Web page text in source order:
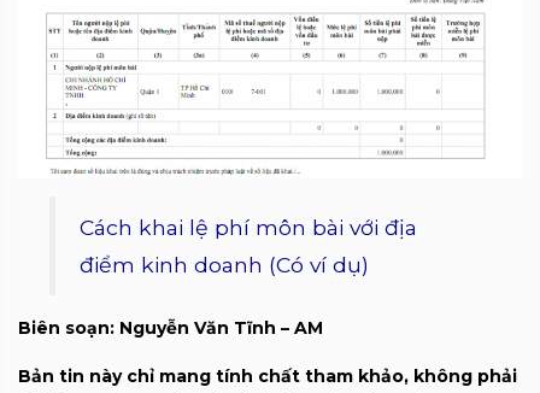
Cách khai lệ phí môn bài với địa
điểm kinh doanh (Có ví dụ)
Biên soạn: Nguyễn Văn Tĩnh – AM
Bản tin này chỉ mang tính chất tham khảo, không phải